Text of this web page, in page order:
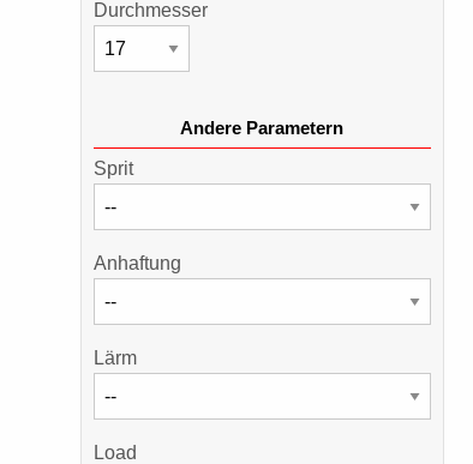
Durchmesser
Andere Parametern
Sprit
Anhaftung
Lärm
Load